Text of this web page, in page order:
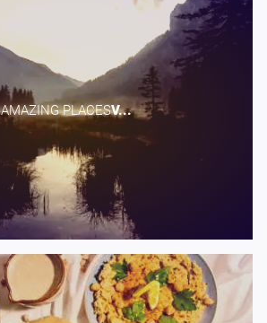
AMAZING PLACES​V...